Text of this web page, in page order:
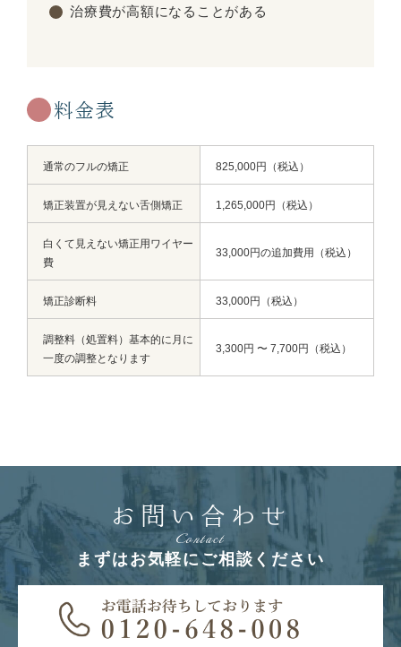
治療費が高額になることがある
料金表
通常のフルの矯正 825,000円（税込）
矯正装置が見えない舌側矯正 1,265,000円（税込）
白くて見えない矯正用ワイヤー
費
33,000円の追加費用（税込）
矯正診断料 33,000円（税込）
調整料（処置料）基本的に月に
一度の調整となります
3,300円 〜 7,700円（税込）
お問い合わせ
Contact
まずはお気軽にご相談ください